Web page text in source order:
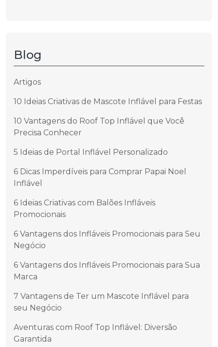
Blog
Artigos
10 Ideias Criativas de Mascote Inflável para Festas
10 Vantagens do Roof Top Inflável que Você
Precisa Conhecer
5 Ideias de Portal Inflável Personalizado
6 Dicas Imperdíveis para Comprar Papai Noel
Inflável
6 Ideias Criativas com Balões Infláveis
Promocionais
6 Vantagens dos Infláveis Promocionais para Seu
Negócio
6 Vantagens dos Infláveis Promocionais para Sua
Marca
7 Vantagens de Ter um Mascote Inflável para
seu Negócio
Aventuras com Roof Top Inflável: Diversão
Garantida